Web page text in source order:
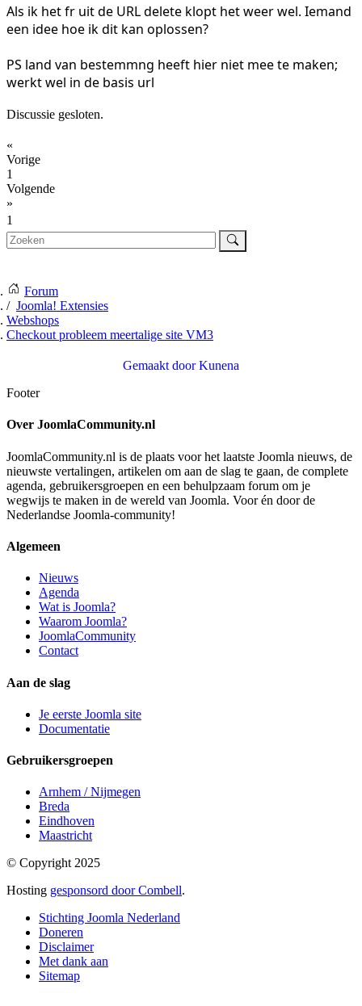
Als ik het fr uit de URL delete klopt het weer wel. Iemand
een idee hoe ik dit kan oplossen?
PS land van bestemmng heeft hier niet mee te maken;
werkt wel in de basis url
Discussie gesloten.
«
Vorige
1
Volgende
»
1
Forum
Joomla! Extensies
Webshops
Checkout probleem meertalige site VM3
Gemaakt doorKunena
Footer
Over JoomlaCommunity.nl
JoomlaCommunity.nl is de plaats voor het laatste Joomla nieuws, de
nieuwste vertalingen, artikelen om aan de slag te gaan, de complete
agenda, gebruikersgroepen en een behulpzaam forum om je
wegwijs te maken in de wereld van Joomla. Voor én door de
Nederlandse Joomla-community!
Algemeen
Nieuws
Agenda
Wat is Joomla?
Waarom Joomla?
JoomlaCommunity
Contact
Aan de slag
Je eerste Joomla site
Documentatie
Gebruikersgroepen
Arnhem / Nijmegen
Breda
Eindhoven
Maastricht
© Copyright 2025
Hosting gesponsord door Combell.
Stichting Joomla Nederland
Doneren
Disclaimer
Met dank aan
Sitemap